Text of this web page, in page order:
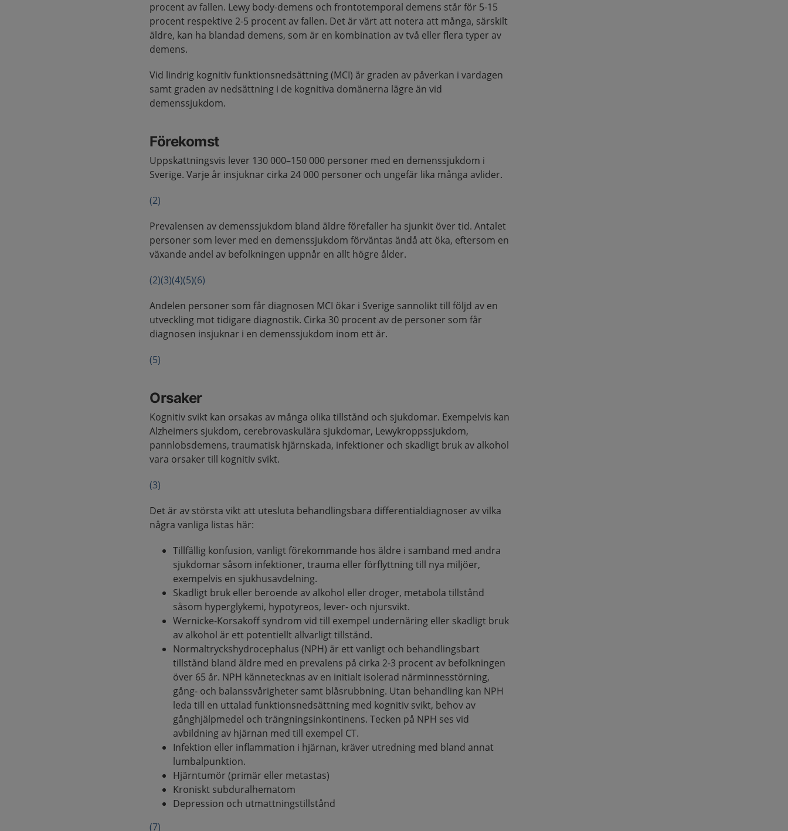
procent av fallen. Lewy body-demens och frontotemporal demens står för 5-15
procent respektive 2-5 procent av fallen. Det är värt att notera att många, särskilt
äldre, kan ha blandad demens, som är en kombination av två eller flera typer av
demens.
Vid lindrig kognitiv funktionsnedsättning (MCI) är graden av påverkan i vardagen
samt graden av nedsättning i de kognitiva domänerna lägre än vid
demenssjukdom.
Förekomst
Uppskattningsvis lever 130 000–150 000 personer med en demenssjukdom i
Sverige. Varje år insjuknar cirka 24 000 personer och ungefär lika många avlider.
(2)
Prevalensen av demenssjukdom bland äldre förefaller ha sjunkit över tid. Antalet
personer som lever med en demenssjukdom förväntas ändå att öka, eftersom en
växande andel av befolkningen uppnår en allt högre ålder.
(2)(3)(4)(5)(6)
Andelen personer som får diagnosen MCI ökar i Sverige sannolikt till följd av en
utveckling mot tidigare diagnostik. Cirka 30 procent av de personer som får
diagnosen insjuknar i en demenssjukdom inom ett år.
(5)
Orsaker
Kognitiv svikt kan orsakas av många olika tillstånd och sjukdomar. Exempelvis kan
Alzheimers sjukdom, cerebrovaskulära sjukdomar, Lewykroppssjukdom,
pannlobsdemens, traumatisk hjärnskada, infektioner och skadligt bruk av alkohol
vara orsaker till kognitiv svikt.
(3)
Det är av största vikt att utesluta behandlingsbara differentialdiagnoser av vilka
några vanliga listas här:
Tillfällig konfusion, vanligt förekommande hos äldre i samband med andra
sjukdomar såsom infektioner, trauma eller förflyttning till nya miljöer,
exempelvis en sjukhusavdelning.
Skadligt bruk eller beroende av alkohol eller droger, metabola tillstånd
såsom hyperglykemi, hypotyreos, lever- och njursvikt.
Wernicke-Korsakoff syndrom vid till exempel undernäring eller skadligt bruk
av alkohol är ett potentiellt allvarligt tillstånd.
Normaltryckshydrocephalus (NPH) är ett vanligt och behandlingsbart
tillstånd bland äldre med en prevalens på cirka 2-3 procent av befolkningen
över 65 år. NPH kännetecknas av en initialt isolerad närminnesstörning,
gång- och balanssvårigheter samt blåsrubbning. Utan behandling kan NPH
leda till en uttalad funktionsnedsättning med kognitiv svikt, behov av
gånghjälpmedel och trängningsinkontinens. Tecken på NPH ses vid
avbildning av hjärnan med till exempel CT.
Infektion eller inflammation i hjärnan, kräver utredning med bland annat
lumbalpunktion.
Hjärntumör (primär eller metastas)
Kroniskt subduralhematom
Depression och utmattningstillstånd
(7)